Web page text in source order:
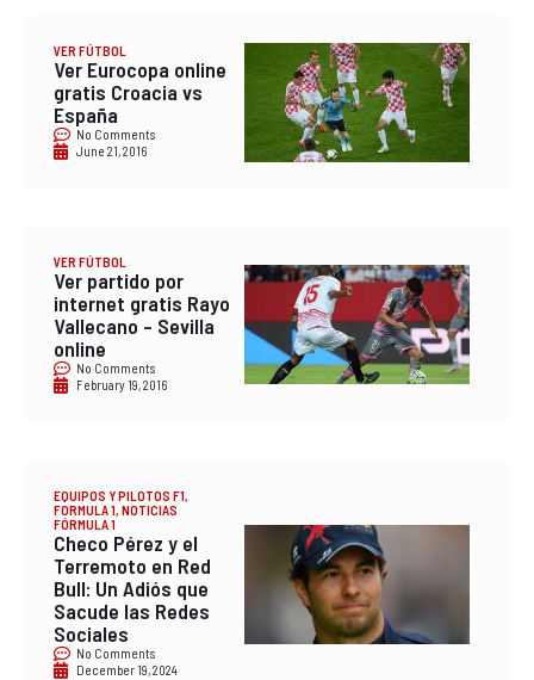
VER FÚTBOL
Ver Eurocopa online
gratis Croacia vs
España
No Comments
June 21, 2016
VER FÚTBOL
Ver partido por
internet gratis Rayo
Vallecano – Sevilla
online
No Comments
February 19, 2016
EQUIPOS Y PILOTOS F1,
FORMULA 1, NOTICIAS
FÓRMULA 1
Checo Pérez y el
Terremoto en Red
Bull: Un Adiós que
Sacude las Redes
Sociales
No Comments
December 19, 2024